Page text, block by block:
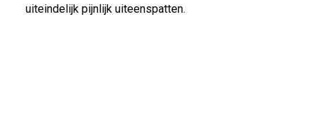
uiteindelijk pijnlijk uiteenspatten.